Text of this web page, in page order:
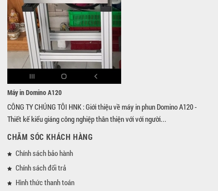
Máy in Domino A120
CÔNG TY CHÚNG TÔI HNK : Giới thiệu về máy in phun Domino A120 -
Thiết kế kiểu giáng công nghiệp thân thiện với với người...
CHĂM SÓC KHÁCH HÀNG
Chính sách bảo hành
Chính sách đổi trả
Hình thức thanh toán